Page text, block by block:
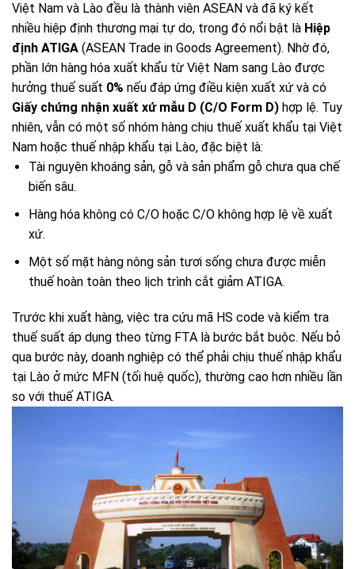
Việt Nam và Lào đều là thành viên ASEAN và đã ký kết
nhiều hiệp định thương mại tự do, trong đó nổi bật là Hiệp
định ATIGA (ASEAN Trade in Goods Agreement). Nhờ đó,
phần lớn hàng hóa xuất khẩu từ Việt Nam sang Lào được
hưởng thuế suất 0% nếu đáp ứng điều kiện xuất xứ và có
Giấy chứng nhận xuất xứ mẫu D (C/O Form D) hợp lệ. Tuy
nhiên, vẫn có một số nhóm hàng chịu thuế xuất khẩu tại Việt
Nam hoặc thuế nhập khẩu tại Lào, đặc biệt là:
Tài nguyên khoáng sản, gỗ và sản phẩm gỗ chưa qua chế
biến sâu.
Hàng hóa không có C/O hoặc C/O không hợp lệ về xuất
xứ.
Một số mặt hàng nông sản tươi sống chưa được miễn
thuế hoàn toàn theo lịch trình cắt giảm ATIGA.
Trước khi xuất hàng, việc tra cứu mã HS code và kiểm tra
thuế suất áp dụng theo từng FTA là bước bắt buộc. Nếu bỏ
qua bước này, doanh nghiệp có thể phải chịu thuế nhập khẩu
tại Lào ở mức MFN (tối huệ quốc), thường cao hơn nhiều lần
so với thuế ATIGA.